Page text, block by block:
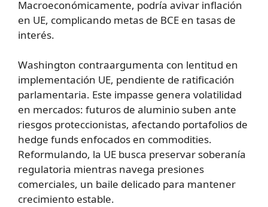
Macroeconómicamente, podría avivar inflación
en UE, complicando metas de BCE en tasas de
interés.
Washington contraargumenta con lentitud en
implementación UE, pendiente de ratificación
parlamentaria. Este impasse genera volatilidad
en mercados: futuros de aluminio suben ante
riesgos proteccionistas, afectando portafolios de
hedge funds enfocados en commodities.
Reformulando, la UE busca preservar soberanía
regulatoria mientras navega presiones
comerciales, un baile delicado para mantener
crecimiento estable.